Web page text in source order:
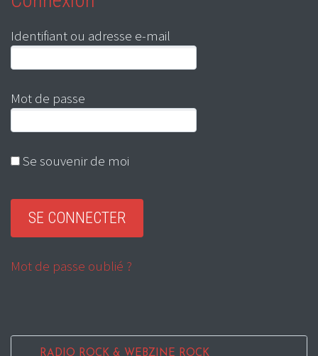
Identifiant ou adresse e-mail
Mot de passe
Se souvenir de moi
Mot de passe oublié ?
RADIO ROCK & WEBZINE ROCK